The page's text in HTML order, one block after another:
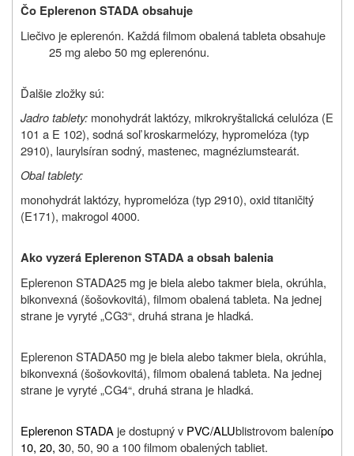
Čo Eplerenon STADA obsahuje
Liečivo je eplerenón. Každá filmom obalená tableta obsahuje
25 mg alebo 50 mg eplerenónu.
Ďalšie zložky sú:
Jadro tablety: monohydrát laktózy, mikrokryštalická celulóza (E
101 a E 102), sodná soľ kroskarmelózy, hypromelóza (typ
2910), laurylsíran sodný, mastenec, magnéziumstearát.
Obal tablety:
monohydrát laktózy, hypromelóza (typ 2910), oxid titaničitý
(E171), makrogol 4000.
Ako vyzerá Eplerenon STADA a obsah balenia
Eplerenon STADA25 mg je biela alebo takmer biela, okrúhla,
bikonvexná (šošovkovitá), filmom obalená tableta. Na jednej
strane je vyryté „CG3“, druhá strana je hladká.
Eplerenon STADA50 mg je biela alebo takmer biela, okrúhla,
bikonvexná (šošovkovitá), filmom obalená tableta. Na jednej
strane je vyryté „CG4“, druhá strana je hladká.
Eplerenon STADA je dostupný v PVC/ALUblistrovom balenípo
10, 20, 30, 50, 90 a 100 filmom obalených tabliet.